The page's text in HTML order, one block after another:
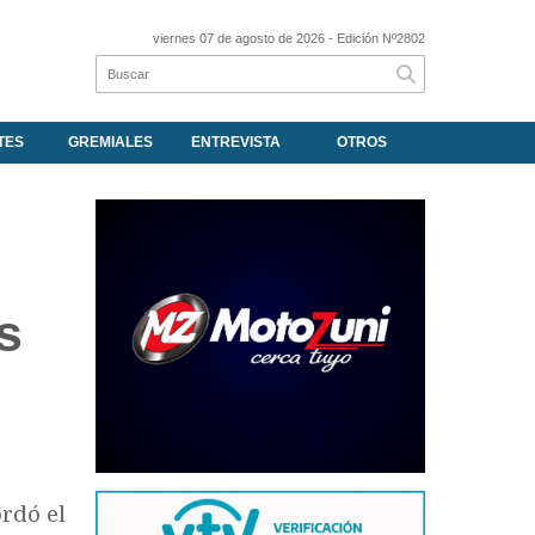
viernes 07 de agosto de 2026 - Edición Nº2802
GREMIALES ENTREVISTA OTROS
el